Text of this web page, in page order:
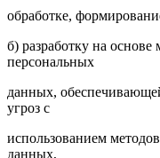
обработке,
б) разработку на
персональных
данных,
угроз с
использованием
данных,